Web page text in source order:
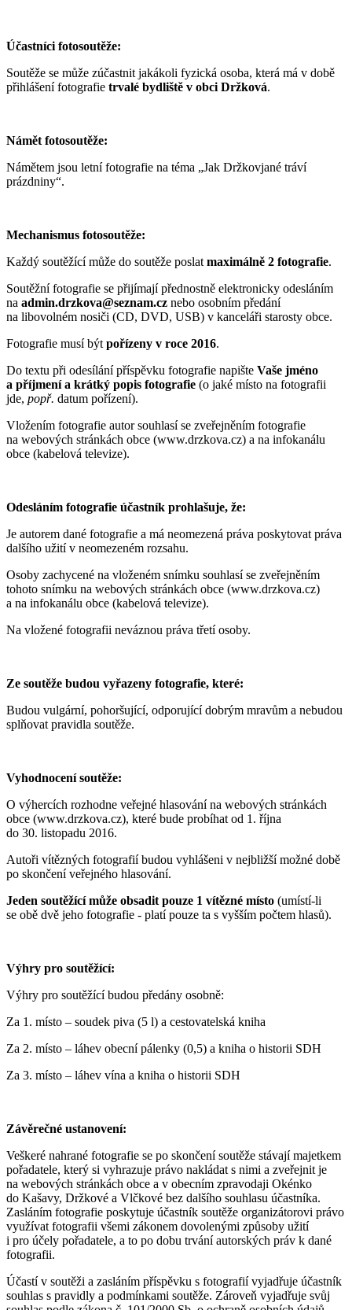
Účastníci fotosoutěže:
Soutěže se může zúčastnit jakákoli fyzická osoba, která má v době
přihlášení fotografie trvalé bydliště v obci Držková.
Námět fotosoutěže:
Námětem jsou letní fotografie na téma „Jak Držkovjané tráví
prázdniny“.
Mechanismus fotosoutěže:
Každý soutěžící může do soutěže poslat maximálně 2 fotografie.
Soutěžní fotografie se přijímají přednostně elektronicky odesláním
na admin.drzkova@seznam.cz nebo osobním předání
na libovolném nosiči (CD, DVD, USB) v kanceláři starosty obce.
Fotografie musí být pořízeny v roce 2016.
Do textu při odesílání příspěvku fotografie napište Vaše jméno
a příjmení a krátký popis fotografie (o jaké místo na fotografii
jde, popř. datum pořízení).
Vložením fotografie autor souhlasí se zveřejněním fotografie
na webových stránkách obce (www.drzkova.cz) a na infokanálu
obce (kabelová televize).
Odesláním fotografie účastník prohlašuje, že:
Je autorem dané fotografie a má neomezená práva poskytovat práva
dalšího užití v neomezeném rozsahu.
Osoby zachycené na vloženém snímku souhlasí se zveřejněním
tohoto snímku na webových stránkách obce (www.drzkova.cz)
a na infokanálu obce (kabelová televize).
Na vložené fotografii neváznou práva třetí osoby.
Ze soutěže budou vyřazeny fotografie, které:
Budou vulgární, pohoršující, odporující dobrým mravům a nebudou
splňovat pravidla soutěže.
Vyhodnocení soutěže:
O výhercích rozhodne veřejné hlasování na webových stránkách
obce (www.drzkova.cz), které bude probíhat od 1. října
do 30. listopadu 2016.
Autoři vítězných fotografií budou vyhlášeni v nejbližší možné době
po skončení veřejného hlasování.
Jeden soutěžící může obsadit pouze 1 vítězné místo (umístí-li
se obě dvě jeho fotografie - platí pouze ta s vyšším počtem hlasů).
Výhry pro soutěžící:
Výhry pro soutěžící budou předány osobně:
Za 1. místo – soudek piva (5 l) a cestovatelská kniha
Za 2. místo – láhev obecní pálenky (0,5) a kniha o historii SDH
Za 3. místo – láhev vína a kniha o historii SDH
Závěrečné ustanovení:
Veškeré nahrané fotografie se po skončení soutěže stávají majetkem
pořadatele, který si vyhrazuje právo nakládat s nimi a zveřejnit je
na webových stránkách obce a v obecním zpravodaji Okénko
do Kašavy, Držkové a Vlčkové bez dalšího souhlasu účastníka.
Zasláním fotografie poskytuje účastník soutěže organizátorovi právo
využívat fotografii všemi zákonem dovolenými způsoby užití
i pro účely pořadatele, a to po dobu trvání autorských práv k dané
fotografii.
Účastí v soutěži a zasláním příspěvku s fotografií vyjadřuje účastník
souhlas s pravidly a podmínkami soutěže. Zároveň vyjadřuje svůj